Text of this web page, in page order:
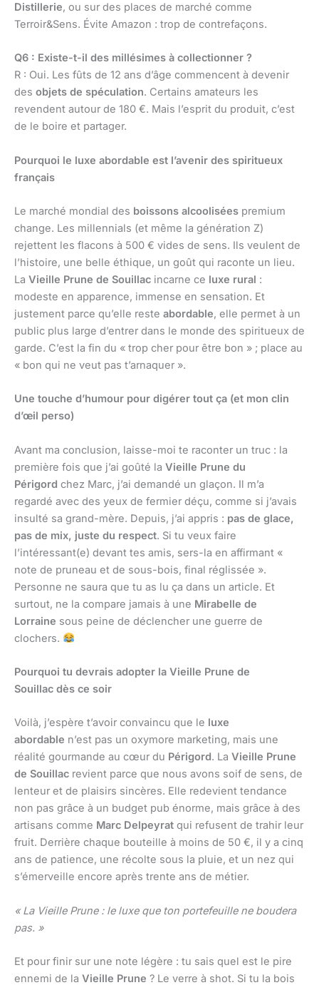
Distillerie, ou sur des places de marché comme
Terroir&Sens. Évite Amazon : trop de contrefaçons.
Q6 : Existe-t-il des millésimes à collectionner ?
R : Oui. Les fûts de 12 ans d’âge commencent à devenir
des objets de spéculation. Certains amateurs les
revendent autour de 180 €. Mais l’esprit du produit, c’est
de le boire et partager.
Pourquoi le luxe abordable est l’avenir des spiritueux
français
Le marché mondial des boissons alcoolisées premium
change. Les millennials (et même la génération Z)
rejettent les flacons à 500 € vides de sens. Ils veulent de
l’histoire, une belle éthique, un goût qui raconte un lieu.
La Vieille Prune de Souillac incarne ce luxe rural :
modeste en apparence, immense en sensation. Et
justement parce qu’elle reste abordable, elle permet à un
public plus large d’entrer dans le monde des spiritueux de
garde. C’est la fin du « trop cher pour être bon » ; place au
« bon qui ne veut pas t’arnaquer ».
Une touche d’humour pour digérer tout ça (et mon clin
d’œil perso)
Avant ma conclusion, laisse-moi te raconter un truc : la
première fois que j’ai goûté la Vieille Prune du
Périgord chez Marc, j’ai demandé un glaçon. Il m’a
regardé avec des yeux de fermier déçu, comme si j’avais
insulté sa grand-mère. Depuis, j’ai appris : pas de glace,
pas de mix, juste du respect. Si tu veux faire
l’intéressant(e) devant tes amis, sers-la en affirmant «
note de pruneau et de sous-bois, final réglissée ».
Personne ne saura que tu as lu ça dans un article. Et
surtout, ne la compare jamais à une Mirabelle de
Lorraine sous peine de déclencher une guerre de
clochers.
Pourquoi tu devrais adopter la Vieille Prune de
Souillac dès ce soir
Voilà, j’espère t’avoir convaincu que le luxe
abordable n’est pas un oxymore marketing, mais une
réalité gourmande au cœur du Périgord. La Vieille Prune
de Souillac revient parce que nous avons soif de sens, de
lenteur et de plaisirs sincères. Elle redevient tendance
non pas grâce à un budget pub énorme, mais grâce à des
artisans comme Marc Delpeyrat qui refusent de trahir leur
fruit. Derrière chaque bouteille à moins de 50 €, il y a cinq
ans de patience, une récolte sous la pluie, et un nez qui
s’émerveille encore après trente ans de métier.
« La Vieille Prune : le luxe que ton portefeuille ne boudera
pas. »
Et pour finir sur une note légère : tu sais quel est le pire
ennemi de la Vieille Prune ? Le verre à shot. Si tu la bois